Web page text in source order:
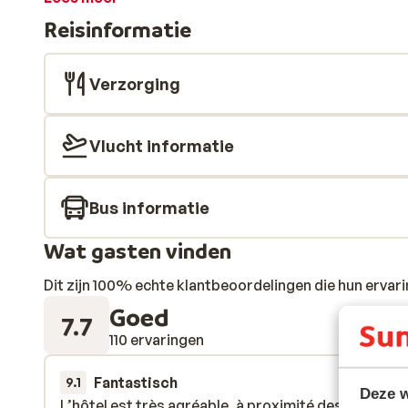
Deze
fitnessruimte van het hotel. 's Avonds kun je
heerlijkste Italiaanse gerechten.
Reisinformatie
Verzorging
Vlucht informatie
Bus informatie
Wat gasten vinden
Dit zijn 100% echte klantbeoordelingen die hun
7.7 Goed
110 ervaringen
9.1 Fantastisch